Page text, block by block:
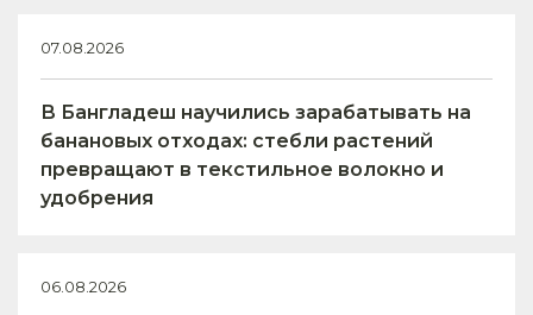
07.08.2026
В Бангладеш научились зарабатывать на
банановых отходах: стебли растений
превращают в текстильное волокно и
удобрения
06.08.2026